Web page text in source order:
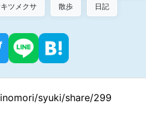
ツメクサ 散歩 日記
syuki/share/299